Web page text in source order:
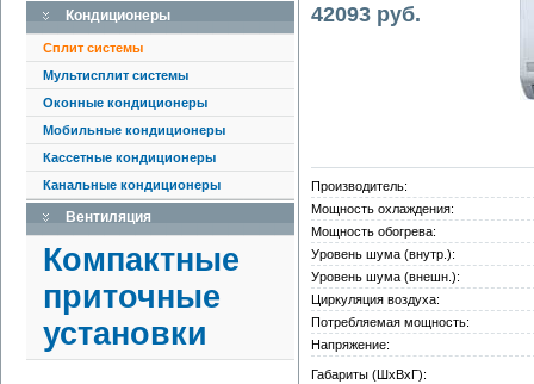
Кондиционеры
Сплит системы
Мультисплит системы
Оконные кондиционеры
Мобильные кондиционеры
Кассетные кондиционеры
Канальные кондиционеры
Вентиляция
Компактные
приточные
установки
42093 руб.
Производитель:
Мощность охлаждения:
Мощность обогрева:
Уровень шума (внутр.):
Уровень шума (внешн.):
Циркуляция воздуха:
Потребляемая мощность:
Напряжение:
Габариты (ШxВxГ):